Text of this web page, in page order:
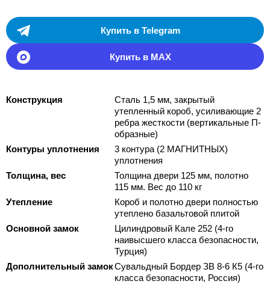
Купить в Telegram
Купить в MAX
Конструкция
Сталь 1,5 мм, закрытый
утепленный короб, усиливающие 2
ребра жесткости (вертикальные П-
образные)
Контуры уплотнения
3 контура (2 МАГНИТНЫХ)
уплотнения
Толщина, вес
Толщина двери 125 мм, полотно
115 мм. Вес до 110 кг
Утепление
Короб и полотно двери полностью
утеплено базальтовой плитой
Основной замок
Цилиндровый Кале 252 (4-го
наивысшего класса безопасности,
Турция)
Дополнительный замокСувальдный Бордер ЗВ 8-6 К5 (4-го
класса безопасности, Россия)